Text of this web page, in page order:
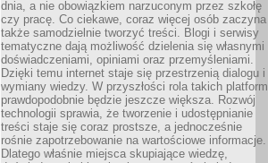
dnia, a nie obowiązkiem narzuconym przez szkołę
czy pracę. Co ciekawe, coraz więcej osób zaczyna
także samodzielnie tworzyć treści. Blogi i serwisy
tematyczne dają możliwość dzielenia się własnymi
doświadczeniami, opiniami oraz przemyśleniami.
Dzięki temu internet staje się przestrzenią dialogu i
wymiany wiedzy. W przyszłości rola takich platform
prawdopodobnie będzie jeszcze większa. Rozwój
technologii sprawia, że tworzenie i udostępnianie
treści staje się coraz prostsze, a jednocześnie
rośnie zapotrzebowanie na wartościowe informacje.
Dlatego właśnie miejsca skupiające wiedzę,